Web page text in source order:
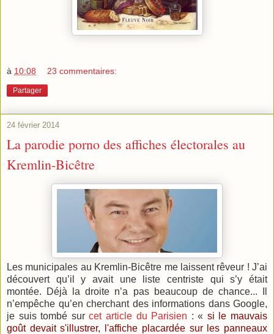
à 10:08 23 commentaires:
Partager
24 février 2014
La parodie porno des affiches électorales au
Kremlin-Bicêtre
Les municipales au Kremlin-Bicêtre me laissent rêveur ! J’ai
découvert qu’il y avait une liste centriste qui s’y était
montée. Déjà la droite n’a pas beaucoup de chance... Il
n’empêche qu’en cherchant des informations dans Google,
je suis tombé surcet article du Parisien : « si le mauvais
goût devait s'illustrer, l'affiche placardée sur les panneaux